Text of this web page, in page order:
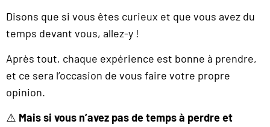
Disons que si vous êtes curieux et que vous avez du
temps devant vous, allez-y !
Après tout, chaque expérience est bonne à prendre,
et ce sera l’occasion de vous faire votre propre
opinion.
⚠️ Mais si vous n’avez pas de temps à perdre et